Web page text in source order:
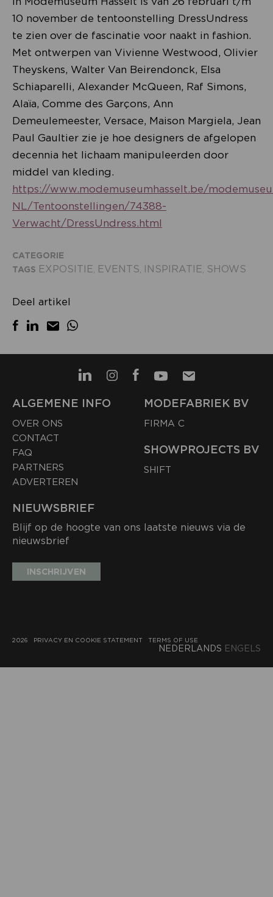
10 november de tentoonstelling DressUndress
te zien over de fascinatie voor naakt in fashion.
Met ontwerpen van Vivienne Westwood, Olivier
Theyskens, Walter Van Beirendonck, Elsa
Schiaparelli, Alexander McQueen, Raf Simons,
Alaïa, Comme des Garçons, Ann
Demeulemeester, Versace, Maison Margiela, Jean
Paul Gaultier zie je hoe designers de afgelopen
decennia het lichaam manipuleerden door
middel van kleding.
https://www.modemuseumhasselt.be/
NL/Tentoonstellingen/74388-
Verwacht/DressUndress.html
CATEGORIE
TAGS EXPOSITIE EVENTS INSPIRATIE SHOWS
Deel artikel
ALGEMENE INFO
OVER ONS
CONTACT
FAQ
PARTNERS
ADVERTEREN
MODEFABRIEK BV
FIRMA C
SHOWPROJECTS BV
SHIFT
NIEUWSBRIEF
Blijf op de hoogte van ons laatste nieuws via de
nieuwsbrief
INSCHRIJVEN
2026 PRIVACY EN COOKIE STATEMENT TERMS OF USE
NEDERLANDS ENGELS